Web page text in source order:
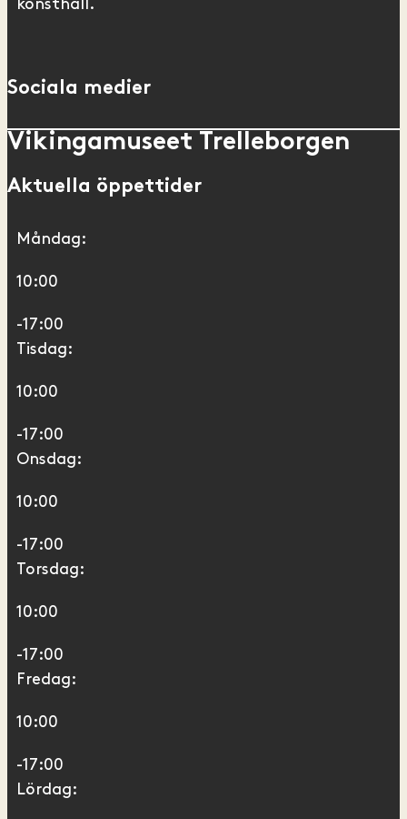
konsthall.
Sociala medier
Vikingamuseet Trelleborgen
Aktuella öppettider
Måndag:
10:00
-17:00
Tisdag:
10:00
-17:00
Onsdag:
10:00
-17:00
Torsdag:
10:00
-17:00
Fredag:
10:00
-17:00
Lördag: